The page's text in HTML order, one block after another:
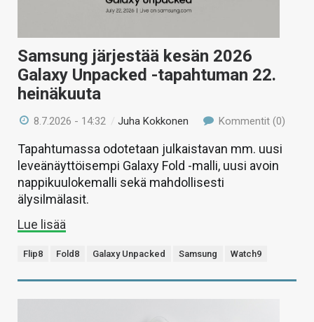
Samsung järjestää kesän 2026
Galaxy Unpacked -tapahtuman 22.
heinäkuuta
8.7.2026 - 14:32 /Juha Kokkonen Kommentit (0)
Tapahtumassa odotetaan julkaistavan mm. uusi
leveänäyttöisempi Galaxy Fold -malli, uusi avoin
nappikuulokemalli sekä mahdollisesti
älysilmälasit.
Lue lisää
Flip8 Fold8 Galaxy Unpacked Samsung Watch9